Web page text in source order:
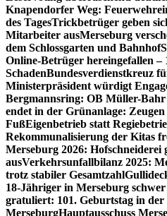
Knapendorfer Weg:
des TagesTrickbetrüger geben
Mitarbeiter ausMerseburg
dem Schlossgarten und Bahnhof
Online-Betrüger hereingefallen –
SchadenBundesverdienstkreuz
Ministerpräsident würdigt
Bergmannsring: OB Müller-Bahr
endet in der Grünanlage:
FußEigenbetrieb statt
Rekommunalisierung der Kitas
Merseburg 2026: Hofschneiderei
ausVerkehrsunfallbilanz 2025:
trotz stabiler Gesamtzahl
18-Jähriger in Merseburg
gratuliert: 101. Geburtstag in der
MerseburgHauptausschuss